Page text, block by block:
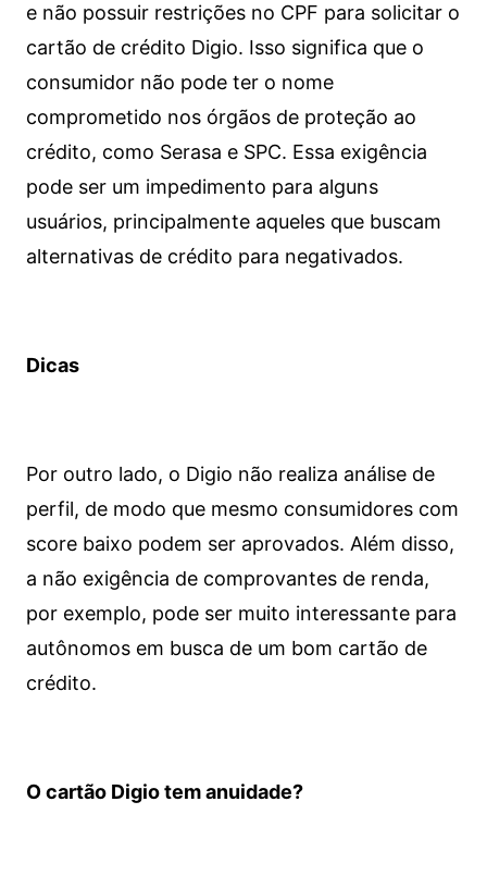
e não possuir restrições no CPF para solicitar o
cartão de crédito Digio. Isso significa que o
consumidor não pode ter o nome
comprometido nos órgãos de proteção ao
crédito, como Serasa e SPC. Essa exigência
pode ser um impedimento para alguns
usuários, principalmente aqueles que buscam
alternativas de crédito para negativados.
Dicas
Por outro lado, o Digio não realiza análise de
perfil, de modo que mesmo consumidores com
score baixo podem ser aprovados. Além disso,
a não exigência de comprovantes de renda,
por exemplo, pode ser muito interessante para
autônomos em busca de um bom cartão de
crédito.
O cartão Digio tem anuidade?